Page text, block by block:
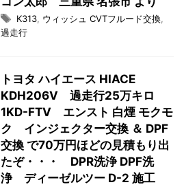
K313 ウィッシュ CVTフルード交換
過走行
トヨタ ハイエース HIACE
KDH206V 過走行25万キロ
1KD-FTV エンスト 白煙 モクモ
ク インジェクター交換 ＆ DPF
交換 で70万円ほどの見積もり出
たぞ・・・ DPR洗浄 DPF洗
浄 ディーゼルツー D-2 施工